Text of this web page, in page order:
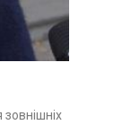
зовнішніх